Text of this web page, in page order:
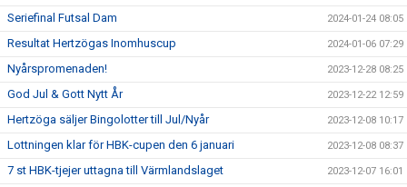
Seriefinal Futsal Dam 2024-01-24 08:05
Resultat Hertzögas Inomhuscup 2024-01-06 07:29
Nyårspromenaden! 2023-12-28 08:25
God Jul & Gott Nytt År 2023-12-22 12:59
Hertzöga säljer Bingolotter till Jul/Nyår 2023-12-08 10:17
Lottningen klar för HBK-cupen den 6 januari 2023-12-08 08:37
7 st HBK-tjejer uttagna till Värmlandslaget 2023-12-07 16:01